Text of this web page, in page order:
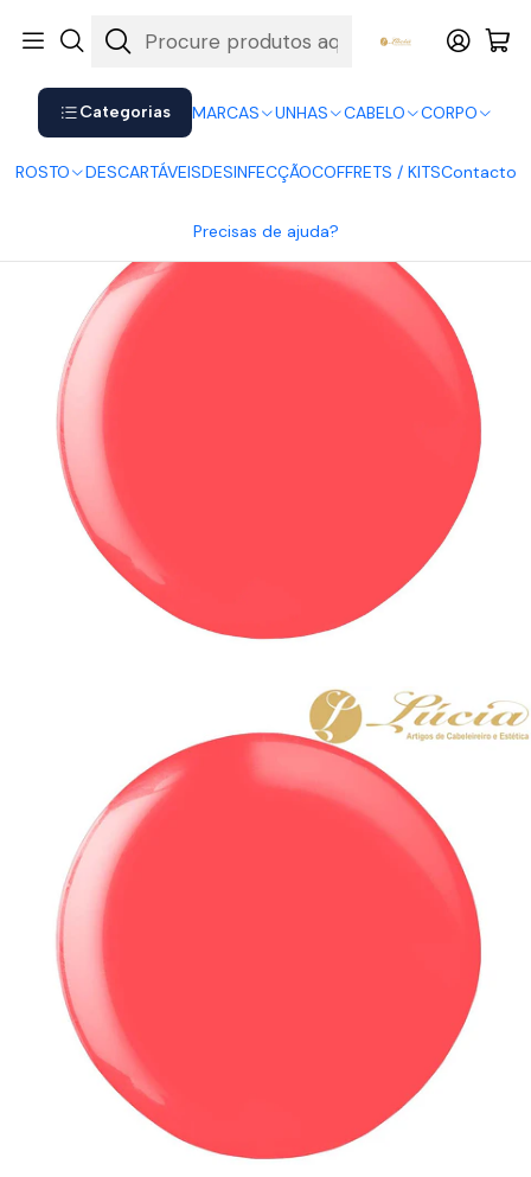
Categorias MARCAS UNHAS CABELO CORPO
ROSTO DESCARTÁVEISDESINFECÇÃOCOFFRETS / KITSContacto
Precisas de ajuda?
Shop now. Pay later with Klarna.
Andreia Verniz Gel MZ3